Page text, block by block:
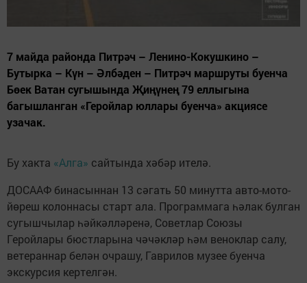
7 майда районда Питрәч – Ленино-Кокушкино –
Бутырка – Күн – Әлбәден – Питрәч маршруты буенча
Бөек Ватан сугышында Җиңүнең 79 еллыгына
багышланган «Геройлар юллары буенча» акциясе
узачак.
Бу хакта «Алга» сайтында хәбәр ителә.
ДОСААФ бинасыннан 13 сәгать 50 минутта авто-мото-
йөреш колоннасы старт ала. Программага һәлак булган
сугышчылар һәйкәлләренә, Советлар Союзы
Геройлары бюстларына чәчәкләр һәм веноклар салу,
ветераннар белән очрашу, Гаврилов музее буенча
экскурсия кертелгән.